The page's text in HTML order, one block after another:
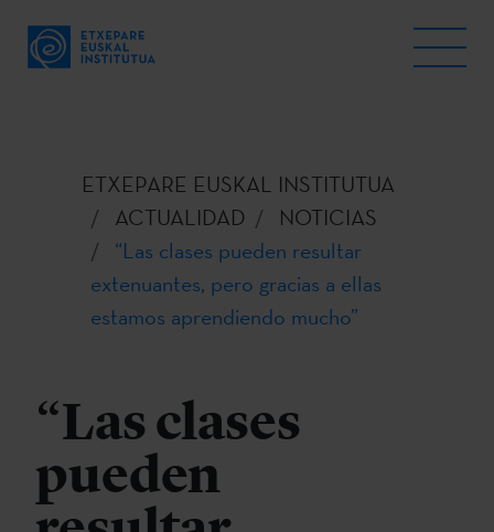
ETXEPARE EUSKAL INSTITUTUA
ACTUALIDAD
NOTICIAS
“Las clases pueden resultar
extenuantes, pero gracias a ellas
estamos aprendiendo mucho”
“Las clases
pueden